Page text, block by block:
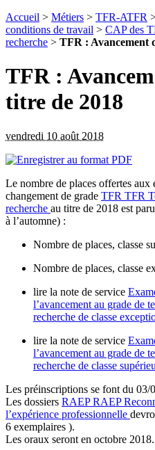
Accueil > Métiers > TFR-ATFR
conditions de travail > CAP des
recherche > TFR : Avancement
TFR :
titre de 2018
vendredi 10 août 2018
Le nombre de places offertes aux
changement de grade TFR TFR
recherche au titre de 2018 est
à l’automne) :
Nombre de places, classe
Nombre de places, classe
lire la note de service
l’avancement au grade de
recherche de classe
lire la note de service
l’avancement au grade de
recherche de classe
Les préinscriptions se font du 03/
Les dossiers RAEP RAEP
l’expérience professionnelle
6 exemplaires ).
Les oraux seront en octobre 2018.